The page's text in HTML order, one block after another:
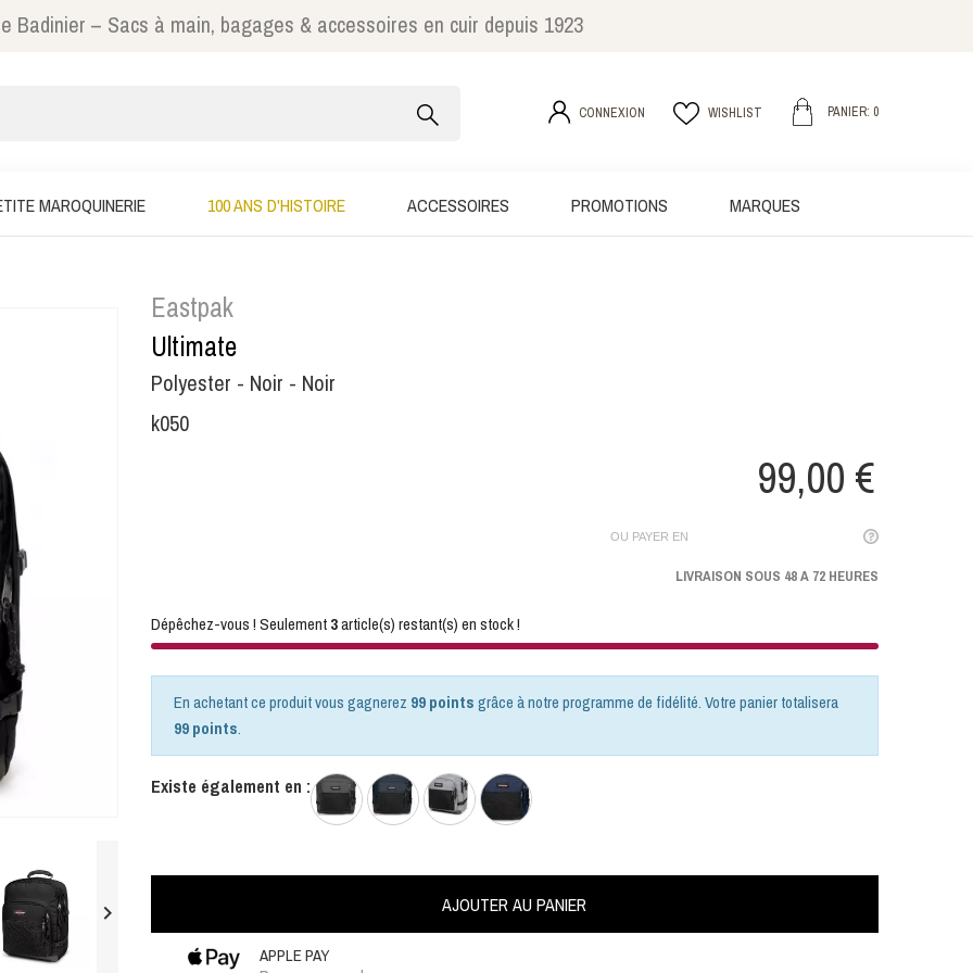
Badinier – Sacs à main, bagages & accessoires en cuir depuis 1923
CONNEXION WISHLIST PANIER: 0
MAROQUINERIE 100 ANS D'HISTOIRE ACCESSOIRES PROMOTIONS MARQUES

Eastpak
Ultimate
Polyester - Noir - Noir
k050
99,00 €
OU PAYER EN
LIVRAISON SOUS 48 A 72 HEURES
Dépêchez-vous ! Seulement3article(s) restant(s) en stock !
En achetant ce produit vous gagnerez 99 pointsgrâce à notre programme de fidélité. Votre panier totalisera
99 points.
Existe également en :
AJOUTER AU PANIER
APPLE PAY